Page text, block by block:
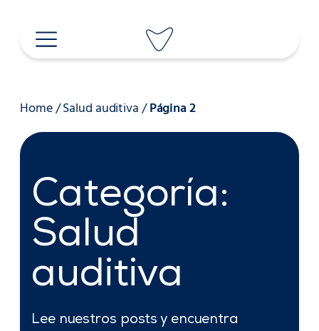
contenido
Home/Salud auditiva/Página 2
Categoría:
Salud
auditiva
Lee nuestros posts y encuentra